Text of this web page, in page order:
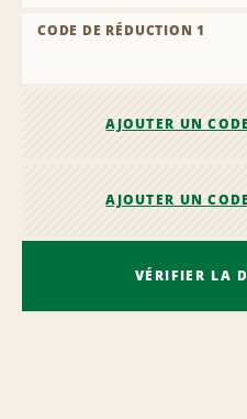
CODE DE RÉDUCTION 1
AJOUTER UN
AJOUTER UN
VÉRIFIER LA